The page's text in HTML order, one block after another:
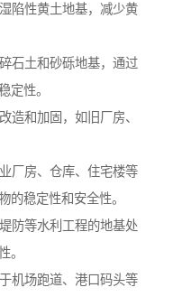
陷性黄土地基，减少黄
石土和砂砾地基，通过
定性。
造和加固，如旧厂房、
厂房、仓库、住宅楼等
的稳定性和安全性。
防等水利工程的地基处
。
机场跑道、港口码头等